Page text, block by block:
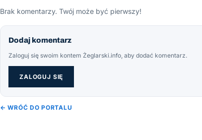
Brak komentarzy. Twój może być pierwszy!
Dodaj komentarz
Zaloguj się swoim kontem Żeglarski.info, aby dodać komentarz.
ZALOGUJ SIĘ
← WRÓĆ DO PORTALU